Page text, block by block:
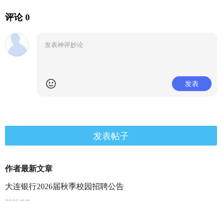
评论 0
发表
发表帖子
作者最新文章
大连银行2026届秋季校园招聘公告